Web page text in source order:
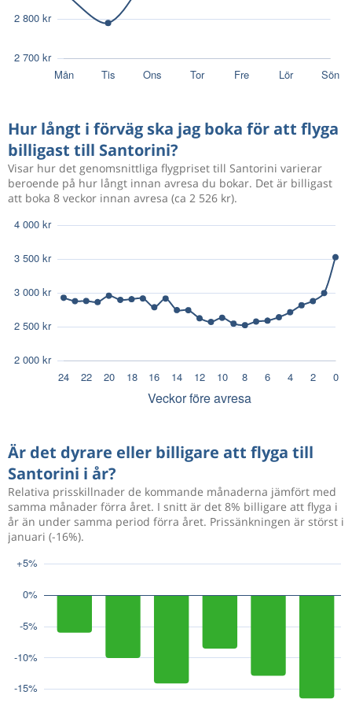
Hur långt i förväg ska jag boka för att flyga
billigast till Santorini?
Visar hur det genomsnittliga flygpriset till Santorini varierar
beroende på hur långt innan avresa du bokar. Det är billigast
att boka 8 veckor innan avresa (ca 2 526 kr).
Är det dyrare eller billigare att flyga till
Santorini i år?
Relativa prisskillnader de kommande månaderna jämfört med
samma månader förra året. I snitt är det 8% billigare att flyga i
år än under samma period förra året. Prissänkningen är störst i
januari (-16%).